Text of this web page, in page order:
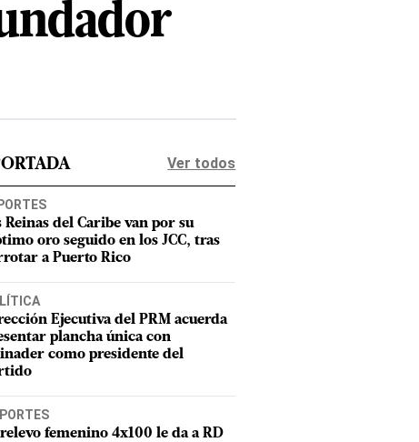
Ver todos
Reinas del Caribe van por su
oro seguido en los JCC, tras
a Puerto Rico
Ejecutiva del PRM acuerda
plancha única con
como presidente del
femenino 4x100 le da a RD